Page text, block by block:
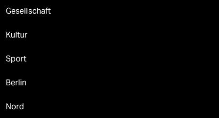
Gesellschaft
Kultur
Sport
Berlin
Nord